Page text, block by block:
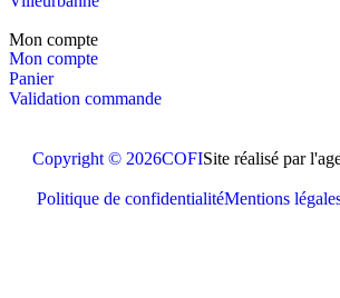
Mon compte
Mon compte
Panier
Validation commande
Copyright © 2026COFISite réalisé par
Politique de confidentialitéMentions